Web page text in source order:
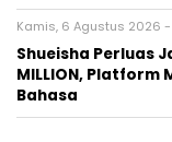
Kamis, 6 Agustus 2026 -
Shueisha Perluas
MILLION, Platform
Bahasa